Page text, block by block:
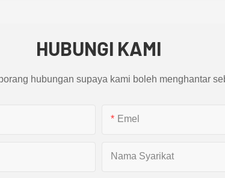
HUBUNGI KAMI
hubungan supaya kami boleh menghantar
Emel
Nama Syarikat